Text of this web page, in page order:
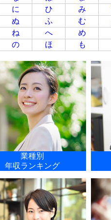
に ひ み
ぬ ふ む
ね へ め
の ほ も
業種別
年収ランキング